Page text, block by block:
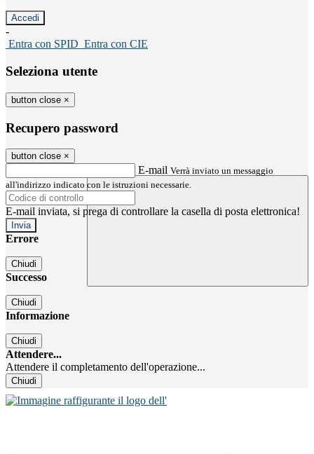
-
Entra con SPID Entra con CIE
Seleziona utente
button close ×
Recupero password
button close ×
E-mail Verrà inviato un messaggio
all'indirizzo indicato con le istruzioni necessarie.
E-mail inviata, si prega di controllare la casella di posta elettronica!
Errore
Chiudi
Successo
Chiudi
Informazione
Chiudi
Attendere...
Attendere il completamento dell'operazione...
Chiudi